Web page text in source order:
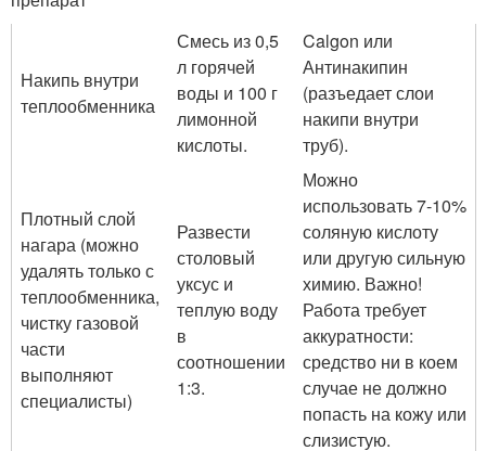
Накипь внутри
теплообменника
Смесь из 0,5
л горячей
воды и 100 г
лимонной
кислоты.
Calgon или
Антинакипин
(разъедает слои
накипи внутри
труб).
Плотный слой
нагара (можно
удалять только с
теплообменника,
чистку газовой
части
выполняют
специалисты)
Развести
столовый
уксус и
теплую воду
в
соотношении
1:3.
Можно
использовать 7-10%
соляную кислоту
или другую сильную
химию. Важно!
Работа требует
аккуратности:
средство ни в коем
случае не должно
попасть на кожу или
слизистую.